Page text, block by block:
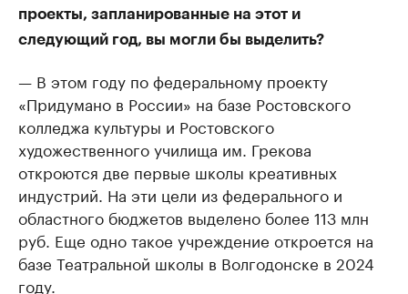
проекты, запланированные на этот и
следующий год, вы могли бы выделить?
— В этом году по федеральному проекту
«Придумано в России» на базе Ростовского
колледжа культуры и Ростовского
художественного училища им. Грекова
откроются две первые школы креативных
индустрий. На эти цели из федерального и
областного бюджетов выделено более 113 млн
руб. Еще одно такое учреждение откроется на
базе Театральной школы в Волгодонске в 2024
году.